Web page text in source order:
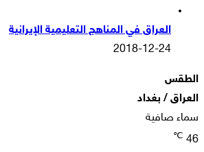
العراق في المناهج التعليمية الإيرانية
2018-12-24
الطقس
العراق / بغداد
سماء صافية
46
℃